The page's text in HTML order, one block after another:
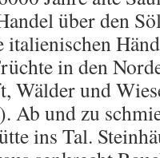
über den
italienischen
in den
Wälder und
Ab und zu
ins Tal.